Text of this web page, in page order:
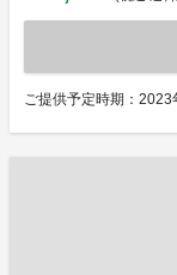
ご提供予定時期：2023